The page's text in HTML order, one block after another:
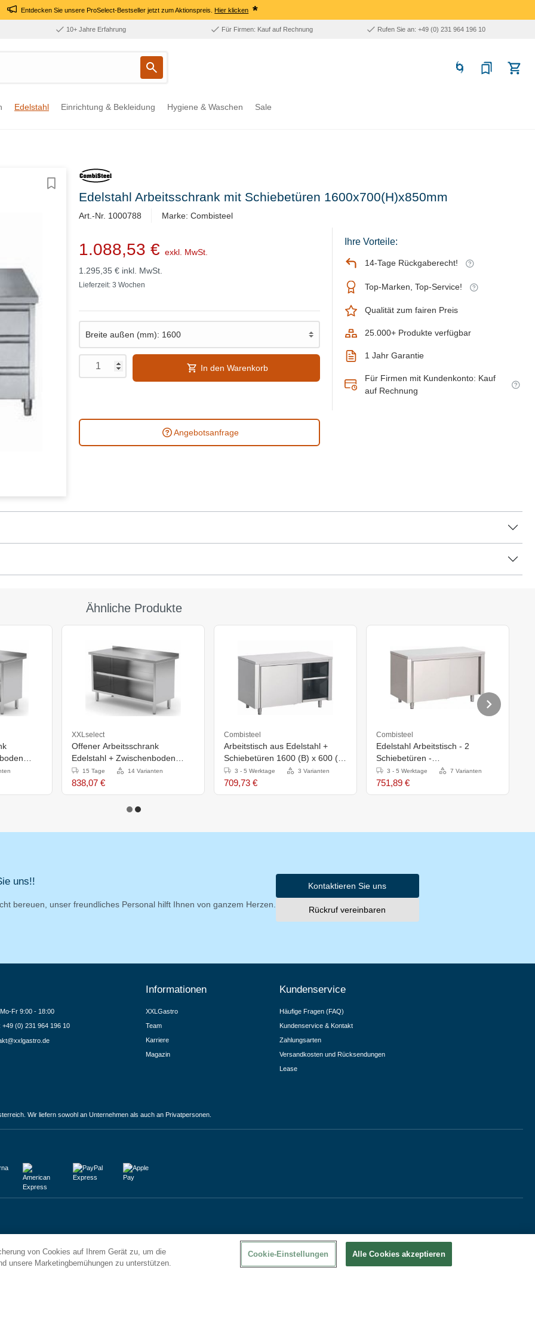
Entdecken Sie unsere ProSelect-Bestseller jetzt zum Aktionspreis.Hier klicken *
10+ Jahre Erfahrung Für Firmen: Kauf auf Rechnung Rufen Sie an: +49 (0) 231 964 196 10
Edelstahl Einrichtung & Bekleidung Hygiene & Waschen Sale
Edelstahl Arbeitsschrank mit Schiebetüren 1600x700(H)x850mm
Art.-Nr. 1000788 Marke: Combisteel
1.088,53 € exkl. MwSt.
1.295,35 € inkl. MwSt.
Lieferzeit: 3 Wochen
In den Warenkorb
Angebotsanfrage
Ihre Vorteile:
14-Tage Rückgaberecht!
Top-Marken, Top-Service!
Qualität zum fairen Preis
25.000+ Produkte verfügbar
1 Jahr Garantie
Für Firmen mit Kundenkonto: Kauf
auf Rechnung
Ähnliche Produkte
XXLselect
Offener Arbeitsschrank
Edelstahl + Zwischenboden
1800x700x(H)885mm
15 Tage 14 Varianten
838,07 €
Combisteel
Arbeitstisch aus Edelstahl +
Schiebetüren 1600 (B) x 600 (T)
x 850 (H) mm
3 - 5 Werktage 3 Varianten
709,73 €
Combisteel
Edelstahl Arbeitstisch - 2
Schiebetüren -
1600x700x(h)850mm
3 - 5 Werktage 7 Varianten
751,89 €
uns!!
bereuen, unser freundliches Personal hilft Ihnen von ganzem Herzen.
Kontaktieren Sie uns
Rückruf vereinbaren
Fr 9:00 - 18:00
+49 (0) 231 964 196 10
Informationen
XXLGastro
Team
Karriere
Magazin
Kundenservice
Häufige Fragen (FAQ)
Kundenservice & Kontakt
Zahlungsarten
Versandkosten und Rücksendungen
Lease
Wir liefern sowohl an Unternehmen als auch an Privatpersonen.
von Cookies auf Ihrem Gerät zu, um die
unsere Marketingbemühungen zu unterstützen.
Cookie-Einstellungen Alle Cookies akzeptieren